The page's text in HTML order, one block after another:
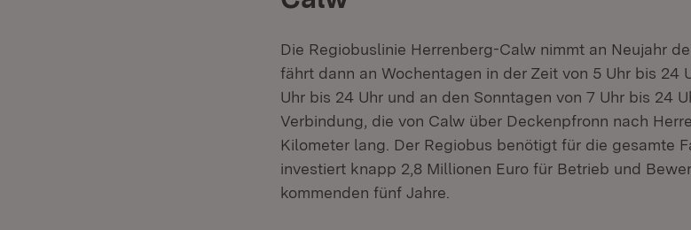
Die Regiobuslinie Herrenberg-Calw nimmt an Neujahr
fährt dann an Wochentagen in der Zeit von 5 Uhr bis 24
Uhr bis 24 Uhr und an den Sonntagen von 7 Uhr bis 24
Verbindung, die von Calw über Deckenpfronn nach
Kilometer lang. Der Regiobus benötigt für die gesamte
investiert knapp 2,8 Millionen Euro für Betrieb und
kommenden fünf Jahre.